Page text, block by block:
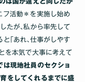
活動＊を実施し始め
たが､私から率先して
と｢あれ､仕事がしやす
を本気で大事に考えて
は現地社員のセクショ
をしてくれるまでに盛